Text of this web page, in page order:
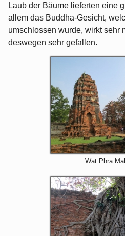
Laub der Bäume lieferten eine
allem das Buddha-Gesicht,
umschlossen wurde, wirkt sehr
deswegen sehr gefallen.
Wat Phra